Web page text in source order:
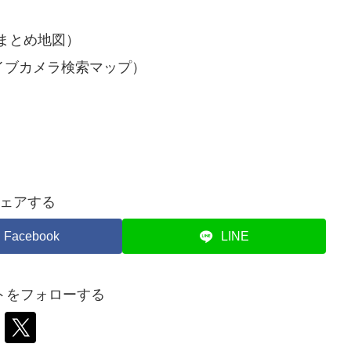
め地図）
カメラ検索マップ）
アする
Facebook LINE
をフォローする